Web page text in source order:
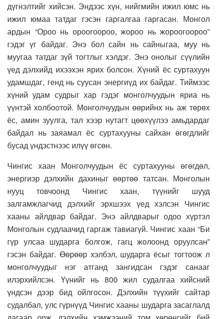
дүгнэлтийг хийсэн. Эндээс хүн, нийгмийн ижил юмс нь
ижил юмаа татдаг гэсэн гаргалгаа гаргасан. Монгол
ардын “Ороо нь ороогоороо, жороо нь жороогоороо”
гэдэг үг байдаг. Энэ бол сайн нь сайныгаа, муу нь
муугаа татдаг зүй тогтлыг хэлдэг. Энэ онолыг сүүлийн
үед дэлхийд ихээхэн ярих болсон. Хүний ёс суртахуун
удамшдаг, генд нь суусан энергиүд их байдаг. Тиймээс
хүний удам судрыг хар гэдэг монголчуудын яриа нь
үүнтэй холбоотой. Монголчуудын өөрийнх нь аж төрөх
ёс, амин зуулга, тал хээр нутагт цөөхүүлээ амьдардаг
байдал нь заяамал ёс суртахууны сайхан өгөгдлийг
бусад үндэстнээс илүү өгсөн.
Чингис хаан Монголчуудын ёс суртахууны өгөгдөл,
энергиэр дэлхийн дахиныг өөртөө татсан. Монголын
нууц товчоонд Чингис хаан, түүнийг шууд
залгамжлагчид дэлхийг эрхшээх үед хэлсэн Чингис
хааны айлдвар байдаг. Энэ айлдварыг одоо хүртэл
Монголын судлаачид гаргаж тавиагүй. Чингис хаан “Би
гүр улсаа шударга болгож, гагц жолоонд оруулсан”
гэсэн байдаг. Өөрөөр хэлбэл, шударга ёсыг тогтоож л
монголчуудыг нэг атганд зангидсан гэдэг санааг
илэрхийлсэн. Үүнийг нь 800 жил судалгаа хийсний
үндсэн дээр бид ойлгосон. Дэлхийн түүхийг сайтар
судалбал, улс гүрнүүд Чингис хааны шударга засаглалд